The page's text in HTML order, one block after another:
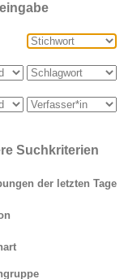
Suchkriterien
der letzten Tage